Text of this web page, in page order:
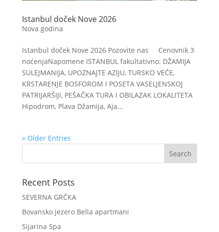
Istanbul doček Nove 2026
Nova godina
Istanbul doček Nove 2026 Pozovite nas Cenovnik 3
noćenjaNapomene ISTANBUL fakultativno: DŽAMIJA
SULEJMANIJA, UPOZNAJTE AZIJU, TURSKO VEČE,
KRSTARENJE BOSFOROM I POSETA VASELJENSKOJ
PATRIJARŠIJI, PEŠAČKA TURA I OBILAZAK LOKALITETA
Hipodrom, Plava Džamija, Aja...
« Older Entries
Recent Posts
SEVERNA GRČKA
Bovansko jezero Bella apartmani
Sijarina Spa